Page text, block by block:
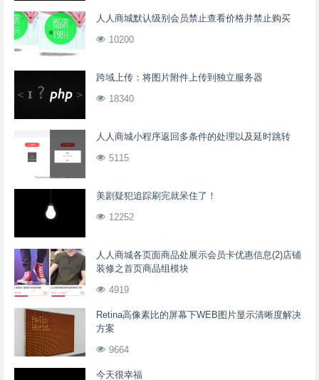
人人商城默认级别会员禁止查看价格并禁止购买
10200
跨域上传：将图片附件上传到独立服务器
18340
人人商城小程序返回多条件的处理以及延时跳转
5115
美剧疑犯追踪刷完就呆住了！
12252
人人商城各页面商品处展示会员卡优惠信息(2)店铺
装修之首页商品组模块
4919
Retina高像素比的屏幕下WEB图片显示清晰度解决
方案
9664
今天很幸福